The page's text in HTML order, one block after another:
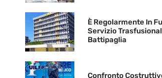
È Regolarmente In
Servizio
Battipaglia
Confronto